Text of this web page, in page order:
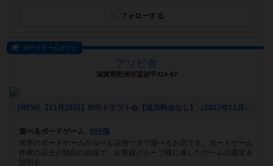
フォローする
ボードゲームカフェ
アソビ舎
滋賀県野洲市冨波甲424-67
[NEW] 【11月26日】MtGドラフト会【追加料金なし】（2023年11月04日 11時45分）
遊べるボードゲーム
509個
世界のボードゲームがルール説明つきで遊べるお店です。ボードゲーム
作家の店主が独自の目線で、お客様グループ様に適したゲームの選定＆
説明を...